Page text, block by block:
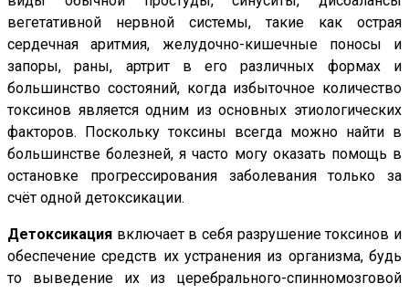
вегетативной нервной системы, такие как острая
сердечная аритмия, желудочно-кишечные поносы и
запоры, раны, артрит в его различных формах и
большинство состояний, когда избыточное количество
токсинов является одним из основных этиологических
факторов. Поскольку токсины всегда можно найти в
большинстве болезней, я часто могу оказать помощь в
остановке прогрессирования заболевания только за
счёт одной детоксикации.
Детоксикация включает в себя разрушение токсинов и
обеспечение средств их устранения из организма, будь
то выведение их из церебрального-спинномозговой